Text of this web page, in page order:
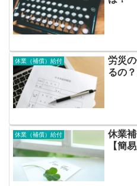
休業（補償）給付
労災
るの？
休業（補償）給付
休業
【簡